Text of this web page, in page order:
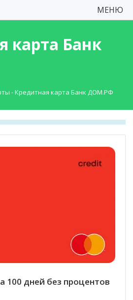
МЕНЮ
карта Банк
-Кредитная карта Банк ДОМ.РФ
100 дней без процентов